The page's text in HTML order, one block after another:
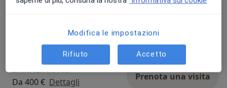
Prenota una visita
Infiltrazione PRP
Da 400 € Dettagli Prenota una visita
Modifica le impostazioni
Rifiuto Accetto